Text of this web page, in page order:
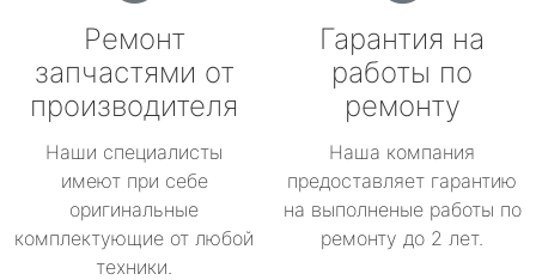
Ремонт
запчастями от
производителя
Наши специалисты
имеют при себе
оригинальные
комплектующие от любой
техники.
Гарантия на
работы по
ремонту
Наша компания
предоставляет гарантию
на выполненые работы по
ремонту до 2 лет.